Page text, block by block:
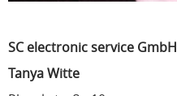
SC electronic service GmbH
Tanya Witte